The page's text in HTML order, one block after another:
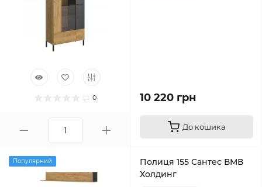
0 10 220 грн
До кошика
Популярний
Полиця 155 Сантес ВМВ
Холдинг